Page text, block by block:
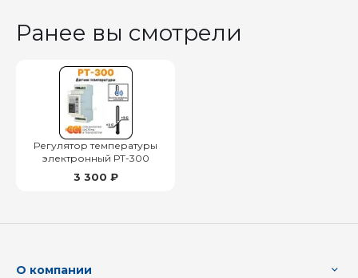
Ранее вы смотрели
Регулятор температуры
электронный РТ-300
3 300 ₽
О компании